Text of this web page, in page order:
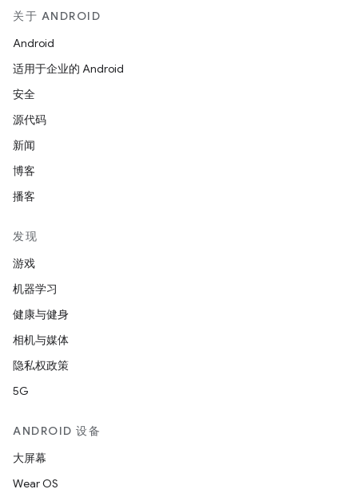
关于 ANDROID
Android
适用于企业的 Android
安全
源代码
新闻
博客
播客
发现
游戏
机器学习
健康与健身
相机与媒体
隐私权政策
5G
ANDROID 设备
大屏幕
Wear OS